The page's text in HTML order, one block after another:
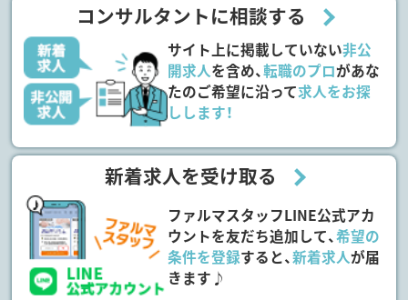
コンサルタントに相談する
サイト上に掲載していない非公
開求人を含め、転職のプロがあな
たのご希望に沿って求人をお探
しします！
新着求人を受け取る
ファルマスタッフLINE公式アカ
ウントを友だち追加して、希望の
条件を登録すると、新着求人が届
きます♪